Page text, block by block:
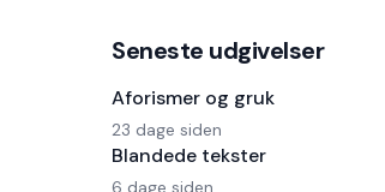
Seneste udgivelser
Aforismer og gruk
23 dage siden
Blandede tekster
6 dage siden